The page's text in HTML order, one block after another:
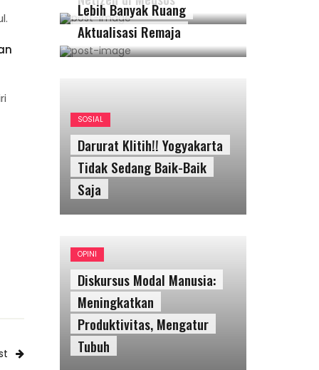
Lebih Banyak Ruang
Aktualisasi Remaja
SOSIAL
Darurat Klitih!! Yogyakarta
Tidak Sedang Baik-Baik
Saja
OPINI
Diskursus Modal Manusia:
Meningkatkan
Produktivitas, Mengatur
Tubuh